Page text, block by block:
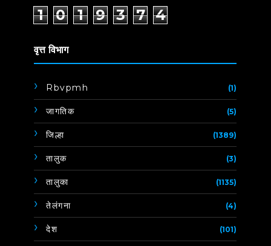
1 0 1 9 3 7 4
वृत्त विभाग
Rbvpmh (1)
जागतिक (5)
जिल्हा (1389)
तालुक (3)
तालुका (1135)
तेलंगना (4)
देश (101)